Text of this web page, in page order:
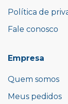
Política de
Fale conosco
Empresa
Quem somos
Meus pedidos